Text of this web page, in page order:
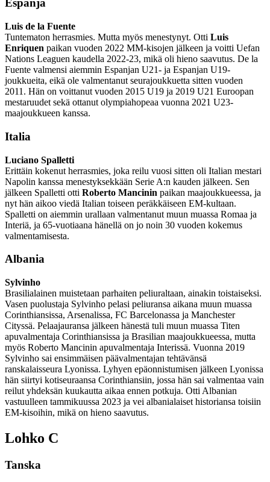
Espanja
Luis de la Fuente
Tuntematon herrasmies. Mutta myös menestynyt. Otti Luis
Enriquen paikan vuoden 2022 MM-kisojen jälkeen ja voitti Uefan
Nations Leaguen kaudella 2022-23, mikä oli hieno saavutus. De la
Fuente valmensi aiemmin Espanjan U21- ja Espanjan U19-
joukkueita, eikä ole valmentanut seurajoukkuetta sitten vuoden
2011. Hän on voittanut vuoden 2015 U19 ja 2019 U21 Euroopan
mestaruudet sekä ottanut olympiahopeaa vuonna 2021 U23-
maajoukkueen kanssa.
Italia
Luciano Spalletti
Erittäin kokenut herrasmies, joka reilu vuosi sitten oli Italian mestari
Napolin kanssa menestyksekkään Serie A:n kauden jälkeen. Sen
jälkeen Spalletti otti Roberto Mancinin paikan maajoukkueessa, ja
nyt hän aikoo viedä Italian toiseen peräkkäiseen EM-kultaan.
Spalletti on aiemmin urallaan valmentanut muun muassa Romaa ja
Interiä, ja 65-vuotiaana hänellä on jo noin 30 vuoden kokemus
valmentamisesta.
Albania
Sylvinho
Brasilialainen muistetaan parhaiten peliuraltaan, ainakin toistaiseksi.
Vasen puolustaja Sylvinho pelasi peliuransa aikana muun muassa
Corinthiansissa, Arsenalissa, FC Barcelonassa ja Manchester
Cityssä. Pelaajauransa jälkeen hänestä tuli muun muassa Titen
apuvalmentaja Corinthiansissa ja Brasilian maajoukkueessa, mutta
myös Roberto Mancinin apuvalmentaja Interissä. Vuonna 2019
Sylvinho sai ensimmäisen päävalmentajan tehtävänsä
ranskalaisseura Lyonissa. Lyhyen epäonnistumisen jälkeen Lyonissa
hän siirtyi kotiseuraansa Corinthiansiin, jossa hän sai valmentaa vain
reilut yhdeksän kuukautta aikaa ennen potkuja. Otti Albanian
vastuulleen tammikuussa 2023 ja vei albanialaiset historiansa toisiin
EM-kisoihin, mikä on hieno saavutus.
Lohko C
Tanska